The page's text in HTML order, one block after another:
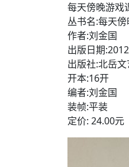
每天傍晚游戏
丛书名:每天
作者:刘金国
出版日期
出版社:北岳
开本:16开
编者:刘金国
装帧:平装
定价: 24.00元